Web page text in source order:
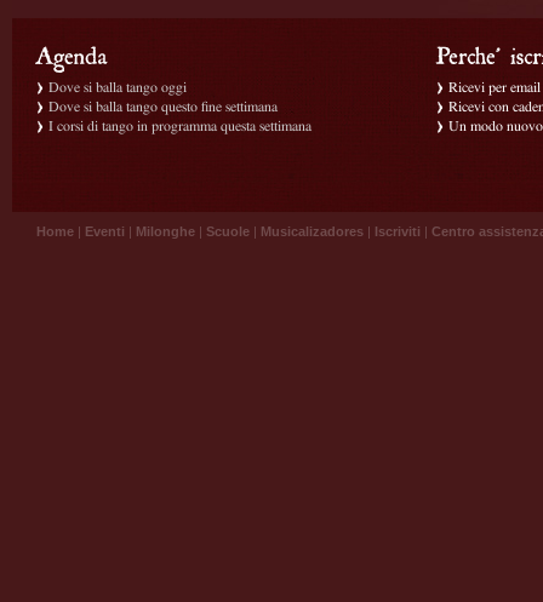
Dove si balla tango oggi
Dove si balla tango questo fine settimana
I corsi di tango in programma questa settimana
Ricevi per
Ricevi con
Un modo
Home | Eventi | Milonghe | Scuole | Musicalizadores | Iscriviti | Centro